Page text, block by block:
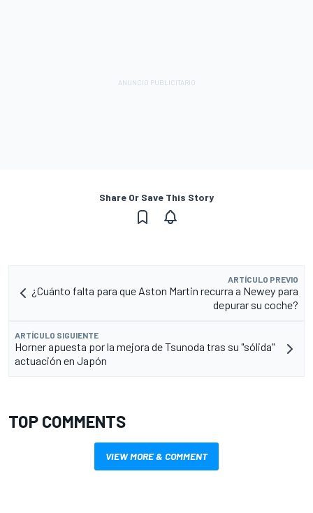
Share Or Save This Story
ARTÍCULO PREVIO
¿Cuánto falta para que Aston Martin recurra a Newey para
depurar su coche?
ARTÍCULO SIGUIENTE
Horner apuesta por la mejora de Tsunoda tras su "sólida"
actuación en Japón
TOP COMMENTS
VIEW MORE & COMMENT